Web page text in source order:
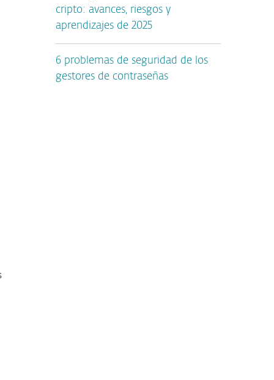
cripto: avances, riesgos y
aprendizajes de 2025
6 problemas de seguridad de los
gestores de contraseñas